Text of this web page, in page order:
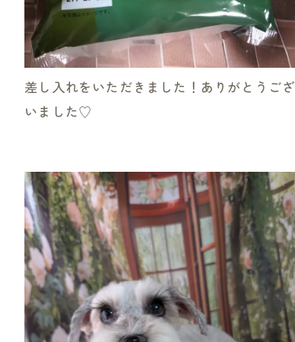
差し入れをいただきました！ありがとうござ
いました♡